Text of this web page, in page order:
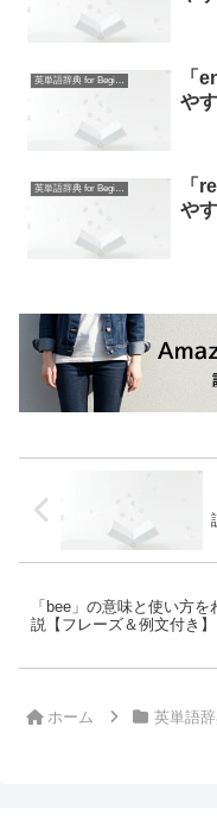
英単語辞典 for Beginners
「
や
英単語辞典 for Beginners
「
や
「bee」の意味と使い方
説【フレーズ＆例文付き】
ホーム 英単語